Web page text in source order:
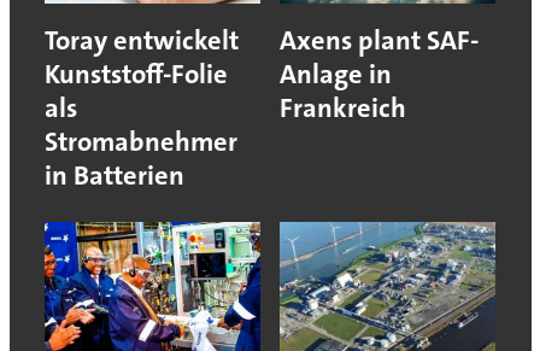
Toray entwickelt
Kunststoff-Folie
als
Stromabnehmer
in Batterien
Axens plant SAF-
Anlage in
Frankreich